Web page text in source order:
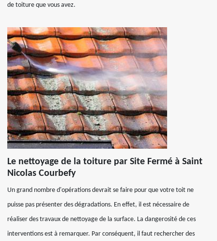
de toiture que vous avez.
Le nettoyage de la toiture par Site Fermé à Saint
Nicolas Courbefy
Un grand nombre d'opérations devrait se faire pour que votre toit ne
puisse pas présenter des dégradations. En effet, il est nécessaire de
réaliser des travaux de nettoyage de la surface. La dangerosité de ces
interventions est à remarquer. Par conséquent, il faut rechercher des